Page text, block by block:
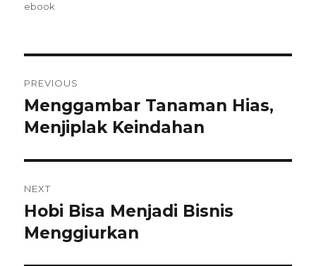
ebook
pos
PREVIOUS
Previous
post:
Menggambar Tanaman Hias,
Menjiplak Keindahan
NEXT
Next
post:
Hobi Bisa Menjadi Bisnis
Menggiurkan